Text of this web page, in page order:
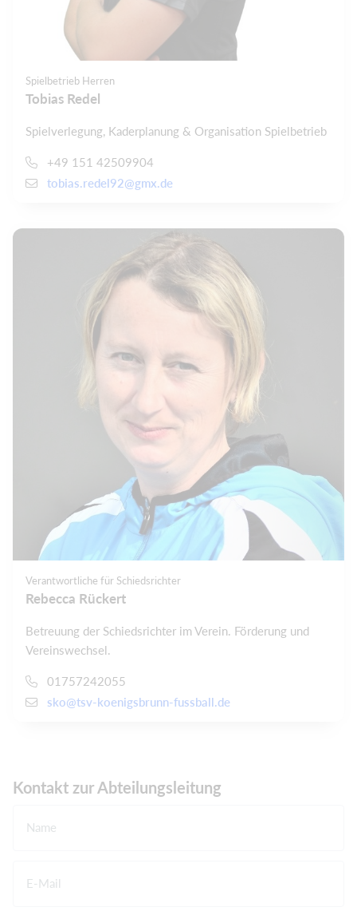
Spielbetrieb Herren
Tobias Redel
Spielverlegung, Kaderplanung & Organisation Spielbetrieb
+49 151 42509904
tobias.redel92@gmx.de
Verantwortliche für Schiedsrichter
Rebecca Rückert
Betreuung der Schiedsrichter im Verein. Förderung und
Vereinswechsel.
01757242055
sko@tsv-koenigsbrunn-fussball.de
Kontakt zur Abteilungsleitung
Name
E-Mail